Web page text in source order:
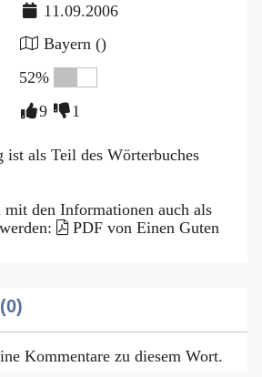
11.09.2006
Bayern ()
52%
9 1
ist als Teil des Wörterbuches
mit den Informationen auch als
PDF von Einen Guten
Kommentare zu diesem Wort.